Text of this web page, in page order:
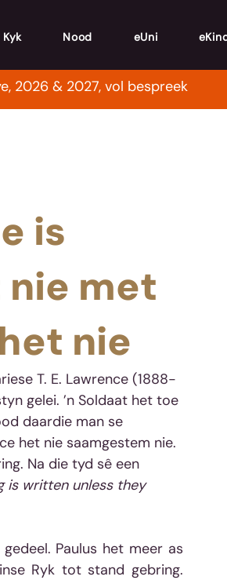
Kyk Nood eUni
2026 & 2027, vol bespreek
is
met
nie
T. E. Lawrence (1888-
gelei. ’n Soldaat het toe
daardie man se
het nie saamgestem nie.
Na die tyd sê een
is written unless they
Paulus het meer as
Ryk tot stand gebring.